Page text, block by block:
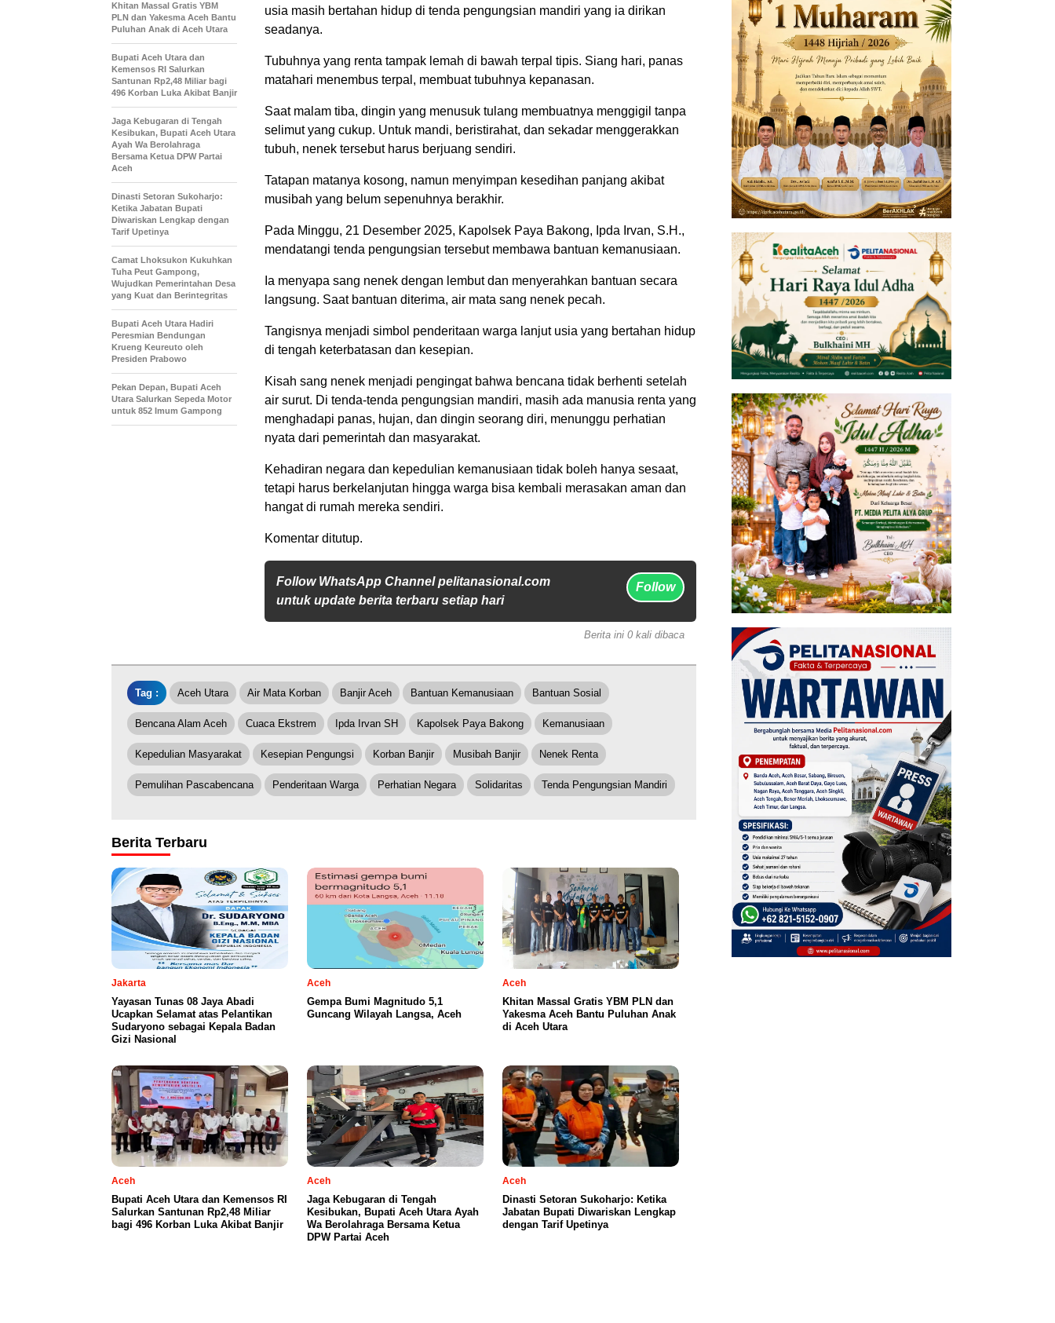
usia masih bertahan hidup di tenda pengungsian mandiri yang ia dirikan
seadanya.
Tubuhnya yang renta tampak lemah di bawah terpal tipis. Siang hari, panas
matahari menembus terpal, membuat tubuhnya kepanasan.
Saat malam tiba, dingin yang menusuk tulang membuatnya menggigil tanpa
selimut yang cukup. Untuk mandi, beristirahat, dan sekadar menggerakkan
tubuh, nenek tersebut harus berjuang sendiri.
Tatapan matanya kosong, namun menyimpan kesedihan panjang akibat
musibah yang belum sepenuhnya berakhir.
Pada Minggu, 21 Desember 2025, Kapolsek Paya Bakong, Ipda Irvan, S.H.,
mendatangi tenda pengungsian tersebut membawa bantuan kemanusiaan.
Ia menyapa sang nenek dengan lembut dan menyerahkan bantuan secara
langsung. Saat bantuan diterima, air mata sang nenek pecah.
Tangisnya menjadi simbol penderitaan warga lanjut usia yang bertahan hidup
di tengah keterbatasan dan kesepian.
Kisah sang nenek menjadi pengingat bahwa bencana tidak berhenti setelah
air surut. Di tenda-tenda pengungsian mandiri, masih ada manusia renta yang
menghadapi panas, hujan, dan dingin seorang diri, menunggu perhatian
nyata dari pemerintah dan masyarakat.
Kehadiran negara dan kepedulian kemanusiaan tidak boleh hanya sesaat,
tetapi harus berkelanjutan hingga warga bisa kembali merasakan aman dan
hangat di rumah mereka sendiri.
Komentar ditutup.
Follow WhatsApp Channel pelitanasional.com
untuk update berita terbaru setiap hari
Follow
Khitan Massal Gratis YBM
PLN dan Yakesma Aceh Bantu
Puluhan Anak di Aceh Utara
Bupati Aceh Utara dan
Kemensos RI Salurkan
Santunan Rp2,48 Miliar bagi
496 Korban Luka Akibat Banjir
Jaga Kebugaran di Tengah
Kesibukan, Bupati Aceh Utara
Ayah Wa Berolahraga
Bersama Ketua DPW Partai
Aceh
Dinasti Setoran Sukoharjo:
Ketika Jabatan Bupati
Diwariskan Lengkap dengan
Tarif Upetinya
Camat Lhoksukon Kukuhkan
Tuha Peut Gampong,
Wujudkan Pemerintahan Desa
yang Kuat dan Berintegritas
Bupati Aceh Utara Hadiri
Peresmian Bendungan
Krueng Keureuto oleh
Presiden Prabowo
Pekan Depan, Bupati Aceh
Utara Salurkan Sepeda Motor
untuk 852 Imum Gampong
Berita ini 0 kali dibaca
Tag : Aceh Utara Air Mata Korban Banjir Aceh Bantuan Kemanusiaan Bantuan Sosial
Bencana Alam Aceh Cuaca Ekstrem Ipda Irvan SH Kapolsek Paya Bakong Kemanusiaan
Kepedulian Masyarakat Kesepian Pengungsi Korban Banjir Musibah Banjir Nenek Renta
Pemulihan Pascabencana Penderitaan Warga Perhatian Negara Solidaritas Tenda Pengungsian Mandiri
Berita Terbaru
Jakarta
Yayasan Tunas 08 Jaya Abadi
Ucapkan Selamat atas Pelantikan
Sudaryono sebagai Kepala Badan
Gizi Nasional
Aceh
Gempa Bumi Magnitudo 5,1
Guncang Wilayah Langsa, Aceh
Aceh
Khitan Massal Gratis YBM PLN dan
Yakesma Aceh Bantu Puluhan Anak
di Aceh Utara
Aceh
Bupati Aceh Utara dan Kemensos RI
Salurkan Santunan Rp2,48 Miliar
bagi 496 Korban Luka Akibat Banjir
Aceh
Jaga Kebugaran di Tengah
Kesibukan, Bupati Aceh Utara Ayah
Wa Berolahraga Bersama Ketua
DPW Partai Aceh
Aceh
Dinasti Setoran Sukoharjo: Ketika
Jabatan Bupati Diwariskan Lengkap
dengan Tarif Upetinya